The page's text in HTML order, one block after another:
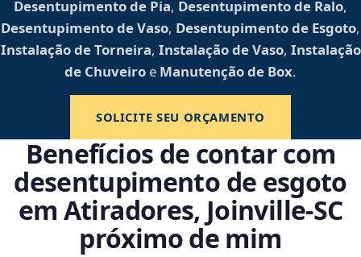
Desentupimento de Pia, Desentupimento de Ralo,
Desentupimento de Vaso, Desentupimento de Esgoto,
Instalação de Torneira, Instalação de Vaso, Instalação
de Chuveiro e Manutenção de Box.
SOLICITE SEU ORÇAMENTO
Benefícios de contar com
desentupimento de esgoto
em Atiradores, Joinville‑SC
próximo de mim